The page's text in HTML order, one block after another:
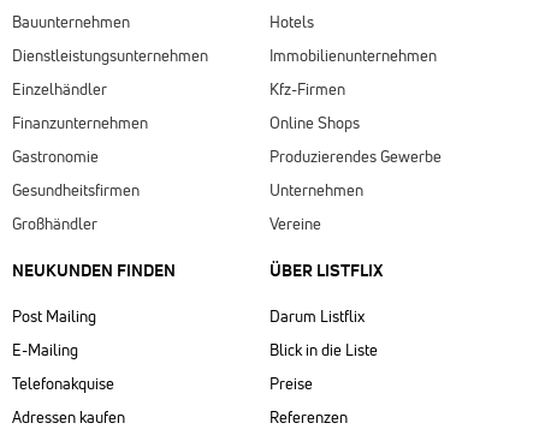
Bauunternehmen
Dienstleistungsunternehmen
Einzelhändler
Finanzunternehmen
Gastronomie
Gesundheitsfirmen
Großhändler
Hotels
Immobilienunternehmen
Kfz-Firmen
Online Shops
Produzierendes Gewerbe
Unternehmen
Vereine
NEUKUNDEN FINDEN
Post Mailing
E-Mailing
Telefonakquise
Adressen kaufen
ÜBER LISTFLIX​
Darum Listflix
Blick in die Liste
Preise
Referenzen